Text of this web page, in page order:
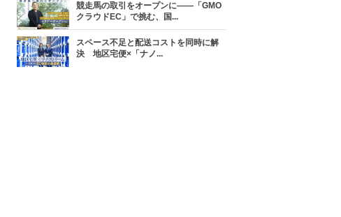
競走馬の取引をオープンに――「GMO
クラウドEC」で挑む、国...
スペース不足と配送コストを同時に解
決 地区宅便×「ナノ...